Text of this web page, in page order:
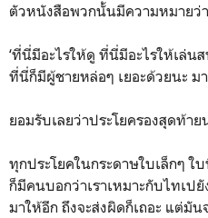
ตัวหนังสือพวกนั้นมีความหมายว่า
‘ที่นี่มีอะไรให้ดู ที่นี่มีอะไรให้เล่
ที่นี่ก็มีผู้ชายหล่อๆ เยอะด้วยนะ มา
ยอมรับเลยว่าประโยครองสุดท้า
ทุกประโยคในกระดาษใบเล็กๆ
ก็มีคนบอกว่าเราเหมาะกับไทเป
มาให้อีก ถึงจะส่งผิดก็เถอะ แต่มั